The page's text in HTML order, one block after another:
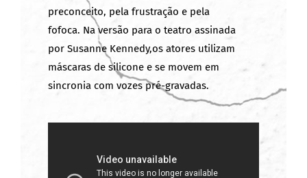
preconceito, pela frustração e pela
fofoca. Na versão para o teatro assinada
por Susanne Kennedy,os atores utilizam
máscaras de silicone e se movem em
sincronia com vozes pré-gravadas.